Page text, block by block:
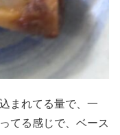
まれてる量で、一
てる感じで、ベース